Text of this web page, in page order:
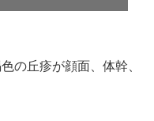
の丘疹が顔面、体幹、